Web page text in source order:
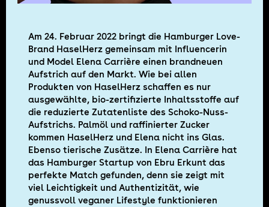
Am 24. Februar 2022 bringt die Hamburger Love-
Brand HaselHerz gemeinsam mit Influencerin
und Model Elena Carrière einen brandneuen
Aufstrich auf den Markt. Wie bei allen
Produkten von HaselHerz schaffen es nur
ausgewählte, bio-zertifizierte Inhaltsstoffe auf
die reduzierte Zutatenliste des Schoko-Nuss-
Aufstrichs. Palmöl und raffinierter Zucker
kommen HaselHerz und Elena nicht ins Glas.
Ebenso tierische Zusätze. In Elena Carrière hat
das Hamburger Startup von Ebru Erkunt das
perfekte Match gefunden, denn sie zeigt mit
viel Leichtigkeit und Authentizität, wie
genussvoll veganer Lifestyle funktionieren